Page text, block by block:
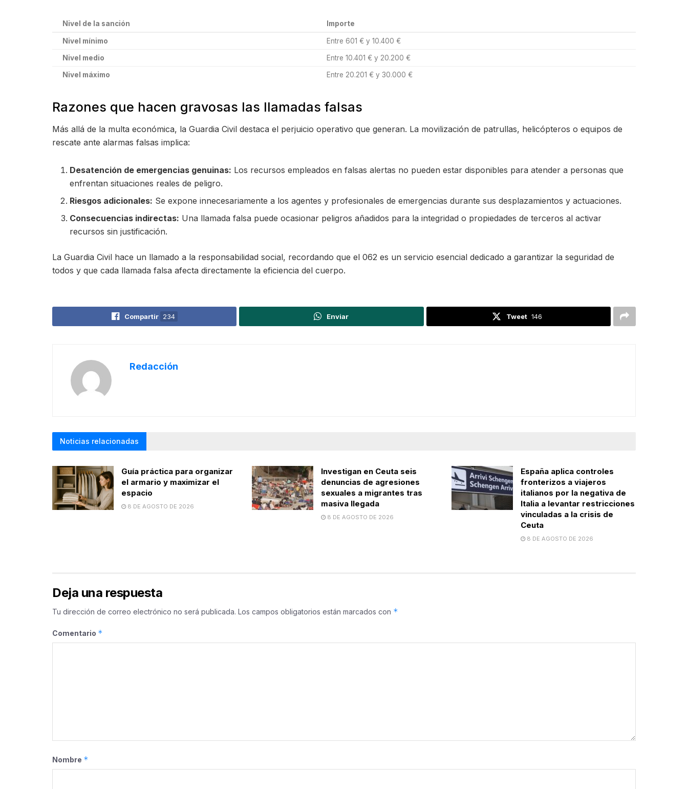
Nivel de la sanción Importe
Nivel mínimo Entre 601 € y 10.400 €
Nivel medio Entre 10.401 € y 20.200 €
Nivel máximo Entre 20.201 € y 30.000 €
Razones que hacen gravosas las llamadas falsas
Más allá de la multa económica, la Guardia Civil destaca el perjuicio operativo que generan. La movilización de patrullas, helicópteros o equipos de
rescate ante alarmas falsas implica:
Desatención de emergencias genuinas: Los recursos empleados en falsas alertas no pueden estar disponibles para atender a personas que
enfrentan situaciones reales de peligro.
Riesgos adicionales: Se expone innecesariamente a los agentes y profesionales de emergencias durante sus desplazamientos y actuaciones.
Consecuencias indirectas: Una llamada falsa puede ocasionar peligros añadidos para la integridad o propiedades de terceros al activar
recursos sin justificación.
La Guardia Civil hace un llamado a la responsabilidad social, recordando que el 062 es un servicio esencial dedicado a garantizar la seguridad de
todos y que cada llamada falsa afecta directamente la eficiencia del cuerpo.
Compartir 234 Enviar Tweet 146
Redacción
Noticias relacionadas
Guía práctica para organizar
el armario y maximizar el
espacio
8 DE AGOSTO DE 2026
Investigan en Ceuta seis
denuncias de agresiones
sexuales a migrantes tras
masiva llegada
8 DE AGOSTO DE 2026
España aplica controles
fronterizos a viajeros
italianos por la negativa de
Italia a levantar restricciones
vinculadas a la crisis de
Ceuta
8 DE AGOSTO DE 2026
Deja una respuesta
Tu dirección de correo electrónico no será publicada. Los campos obligatorios están marcados con *
Comentario *
Nombre *